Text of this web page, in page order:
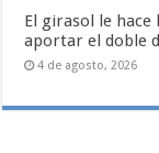
El girasol le
aportar el doble
4 de agosto, 2026